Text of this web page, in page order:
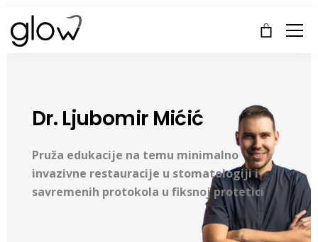
Dr. Ljubomir Mićić
Pruža edukacije na temu minimalno
invazivne restauracije u stomatologiji i
savremenih protokola u fiksnoj protetici